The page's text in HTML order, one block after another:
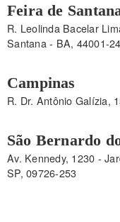
Feira de
R. Leolinda Bacelar
Santana - BA, 44001-
Campinas
R. Dr. Antônio Galízia,
São Bernardo
Av. Kennedy, 1230 -
SP, 09726-253